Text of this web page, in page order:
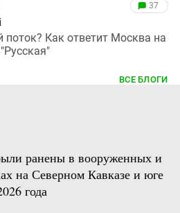
37
поток? Как ответит Москва на
ВСЕ БЛОГИ
ранены в вооруженных и
на Северном Кавказе и юге
года